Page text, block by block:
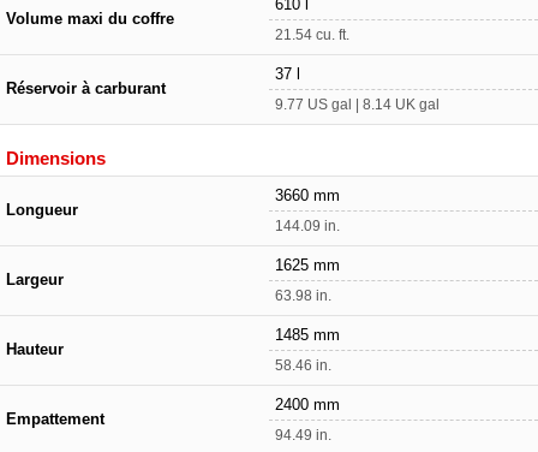
Volume maxi du coffre
610 l
21.54 cu. ft.
Réservoir à carburant
37 l
9.77 US gal | 8.14 UK gal
Dimensions
Longueur
3660 mm
144.09 in.
Largeur
1625 mm
63.98 in.
Hauteur
1485 mm
58.46 in.
Empattement
2400 mm
94.49 in.